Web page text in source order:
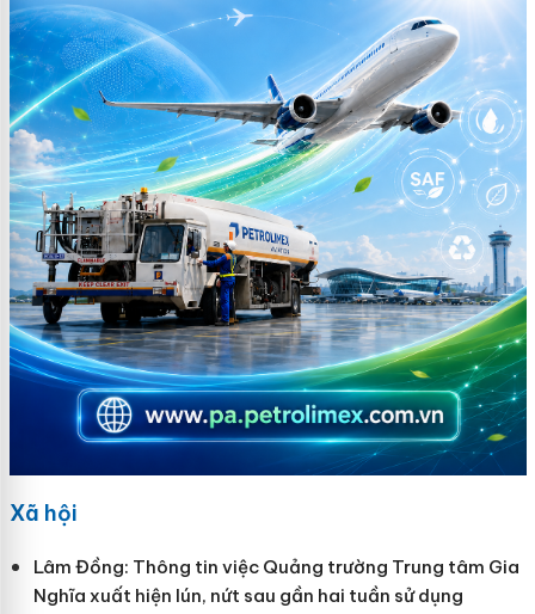
Xã hội
Lâm Đồng: Thông tin việc Quảng trường Trung tâm Gia
Nghĩa xuất hiện lún, nứt sau gần hai tuần sử dụng